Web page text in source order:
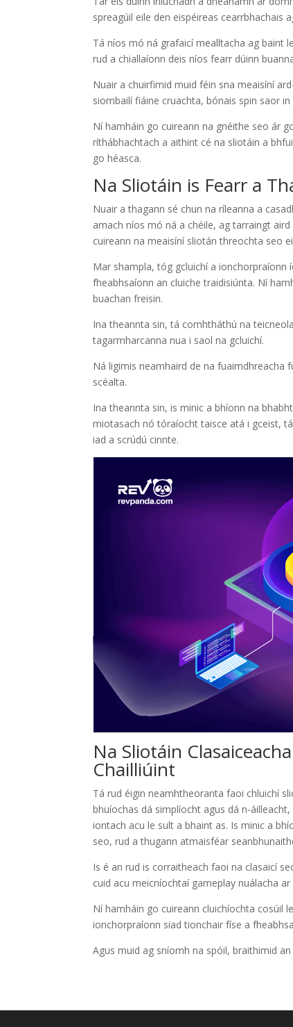
spreagúil eile den eispéireas cearrbhachais
Tá níos mó ná grafaicí mealltacha ag baint
rud a chiallaíonn deis níos fearr dúinn
Nuair a chuirfimid muid féin sna meaisíní
siombailí fiáine cruachta, bónais spin saor
Ní hamháin go cuireann na gnéithe seo ár
ríthábhachtach a aithint cé na sliotáin a
go héasca.
Na Sliotáin is Fearr a
Nuair a thagann sé chun na ríleanna a
amach níos mó ná a chéile, ag tarraingt
cuireann na meaisíní sliotán threochta seo
Mar shampla, tóg gcluichí a ionchorpraíonn
fheabhsaíonn an cluiche traidisiúnta. Ní
buachan freisin.
Ina theannta sin, tá comhtháthú na
tagarmharcanna nua i saol na gcluichí.
Ná ligimis neamhaird de na fuaimdhreacha
scéalta.
Ina theannta sin, is minic a bhíonn na
miotasach nó tóraíocht taisce atá i gceist,
iad a scrúdú cinnte.
Na Sliotáin
Chailliúint
Tá rud éigin neamhtheoranta faoi chluichí
bhuíochas dá simplíocht agus dá n-
iontach acu le sult a bhaint as. Is minic a
seo, rud a thugann atmaisféar
Is é an rud is corraitheach faoi na clasaicí
cuid acu meicníochtaí gameplay nuálacha
Ní hamháin go cuireann cluichíochta cosúil
ionchorpraíonn siad tionchair físe a
Agus muid ag sníomh na spóil, braithimid